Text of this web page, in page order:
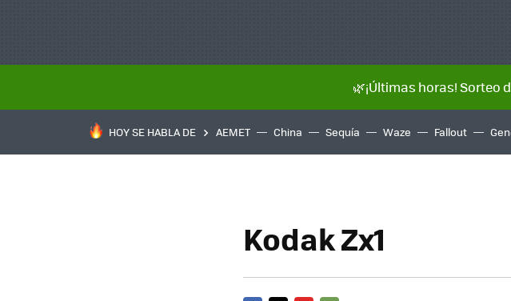
🌿¡Últimas horas! Sorteo
HOY SE HABLA DE AEMET China Sequía Waze Fallout
Kodak Zx1